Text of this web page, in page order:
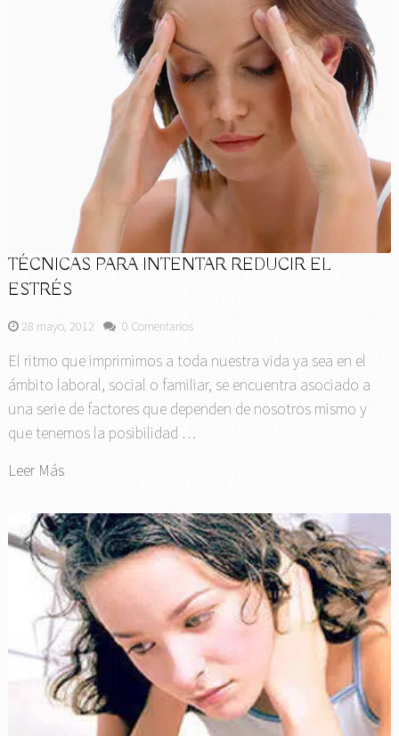
TÉCNICAS PARA INTENTAR REDUCIR EL
ESTRÉS
28 mayo, 2012 0 Comentarios
El ritmo que imprimimos a toda nuestra vida ya sea en el
ámbito laboral, social o familiar, se encuentra asociado a
una serie de factores que dependen de nosotros mismo y
que tenemos la posibilidad …
Leer Más